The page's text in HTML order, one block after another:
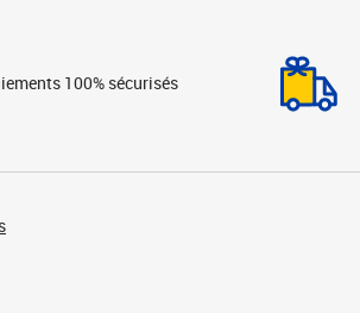
100% sécurisés